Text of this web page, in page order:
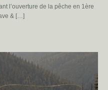
l’ouverture de la pêche en 1ère
& […]